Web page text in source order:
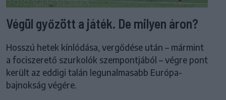
Végül győzött a játék. De milyen áron?
Hosszú hetek kínlódása, vergődése után – mármint
a fociszerető szurkolók szempontjából – végre pont
került az eddigi talán legunalmasabb Európa-
bajnokság végére.